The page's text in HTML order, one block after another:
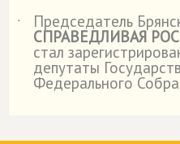
˙
Председатель
СПРАВЕДЛИВАЯ
стал
депутаты
Федерального